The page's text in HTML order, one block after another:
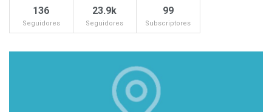
136
Seguidores
23.9k
Seguidores
99
Subscriptores